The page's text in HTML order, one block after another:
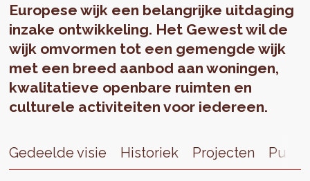
Europese wijk een belangrijke uitdaging
inzake ontwikkeling. Het Gewest wil de
wijk omvormen tot een gemengde wijk
met een breed aanbod aan woningen,
kwalitatieve openbare ruimten en
culturele activiteiten voor iedereen.
Gedeelde visie Historiek Projecten